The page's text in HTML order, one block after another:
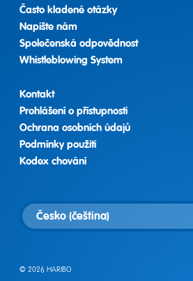
Často kladené otázky
Napište nám
Společenská odpovědnost
Whistleblowing System
Kontakt
Prohlášení o přístupnosti
Ochrana osobních údajů
Podmínky použití
Kodex chování
Vybrat
zemi
© 2026 HARIBO